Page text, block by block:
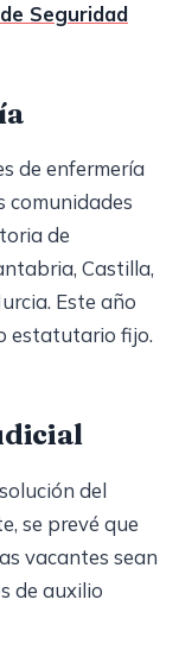
Seguridad
de enfermería
comunidades
de
Castilla,
Este año
estatutario fijo.
del
se prevé que
vacantes sean
de auxilio